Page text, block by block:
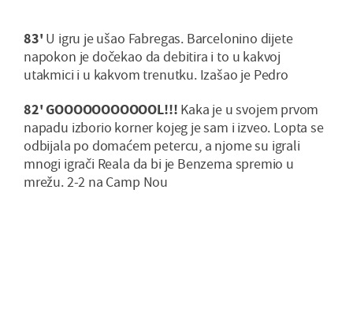
83' U igru je ušao Fabregas. Barcelonino dijete
napokon je dočekao da debitira i to u kakvoj
utakmici i u kakvom trenutku. Izašao je Pedro
82' GOOOOOOOOOOOL!!! Kaka je u svojem prvom
napadu izborio korner kojeg je sam i izveo. Lopta se
odbijala po domaćem petercu, a njome su igrali
mnogi igrači Reala da bi je Benzema spremio u
mrežu. 2-2 na Camp Nou